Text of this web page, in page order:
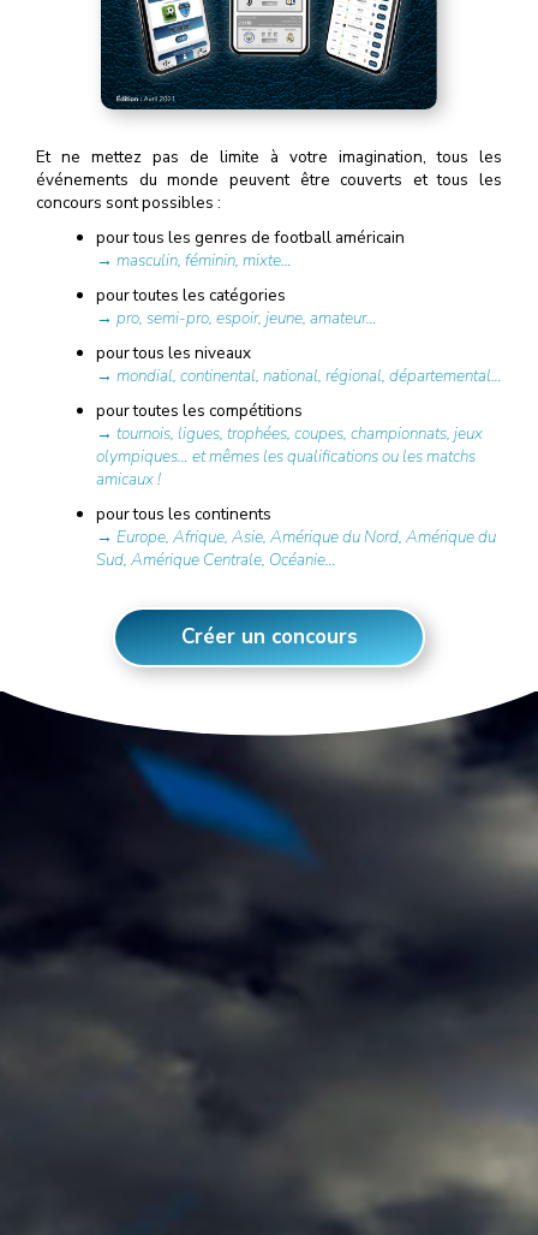
Et ne mettez pas de limite à votre imagination, tous les
événements du monde peuvent être couverts et tous les
concours sont possibles :
pour tous les genres de football américain
→ masculin, féminin, mixte…
pour toutes les catégories
→ pro, semi-pro, espoir, jeune, amateur…
pour tous les niveaux
→ mondial, continental, national, régional, départemental…
pour toutes les compétitions
→ tournois, ligues, trophées, coupes, championnats, jeux
olympiques… et mêmes les qualifications ou les matchs
amicaux !
pour tous les continents
→ Europe, Afrique, Asie, Amérique du Nord, Amérique du
Sud, Amérique Centrale, Océanie…
Créer un concours